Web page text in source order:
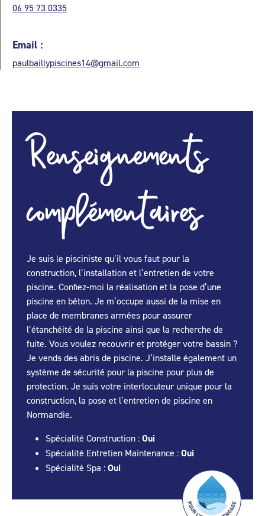
06 95 73 0335
Email :
paulbaillypiscines14@gmail.com
Renseignements
complémentaires
Je suis le pisciniste qu’il vous faut pour la
construction, l’installation et l’entretien de votre
piscine. Confiez-moi la réalisation et la pose d’une
piscine en béton. Je m’occupe aussi de la mise en
place de membranes armées pour assurer
l’étanchéité de la piscine ainsi que la recherche de
fuite. Vous voulez recouvrir et protéger votre bassin ?
Je vends des abris de piscine. J’installe également un
système de sécurité pour la piscine pour plus de
protection. Je suis votre interlocuteur unique pour la
construction, la pose et l’entretien de piscine en
Normandie.
Spécialité Construction : Oui
Spécialité Entretien Maintenance : Oui
Spécialité Spa : Oui